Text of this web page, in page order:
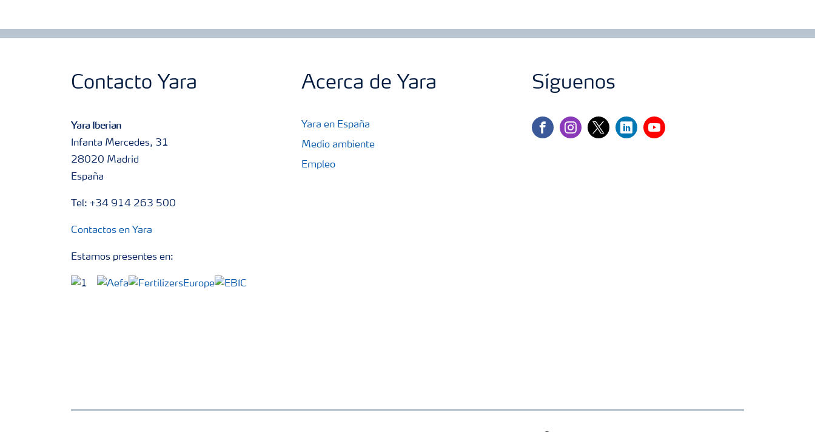
Contacto Yara
Yara Iberian
Infanta Mercedes, 31
28020 Madrid
España
Tel: +34 914 263 500
Contactos en Yara
Estamos presentes en:
Acerca de Yara
Yara en España
Medio ambiente
Empleo
Síguenos
facebookinstagram
twitterlinkedinyoutube